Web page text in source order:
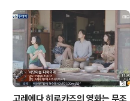
고레에다 히로카즈의 영화는 무조